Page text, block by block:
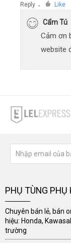
Reply ● Like
Cẩm Tú
Cảm ơn
website
PHỤ TÙNG PHỤ
Chuyên bán lẻ, bán
hiệu: Honda,
trường